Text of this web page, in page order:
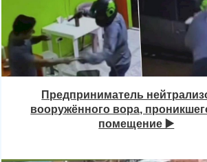
Предприниматель
вооружённого вора,
помещение ▶️